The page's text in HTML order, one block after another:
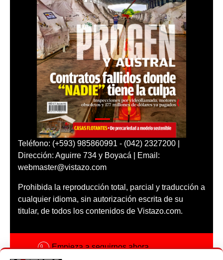
Teléfono: (+593) 985860991 - (042) 2327200 |
Dirección: Aguirre 734 y Boyacá | Email:
webmaster@vistazo.com
Prohibida la reproducción total, parcial y traducción a
cualquier idioma, sin autorización escrita de su
titular, de todos los contenidos de Vistazo.com.
Empieza a seguirnos ahora